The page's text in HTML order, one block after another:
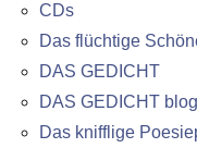
CDs
Das flüchtige
DAS GEDICHT
DAS GEDICHT
Das knifflige